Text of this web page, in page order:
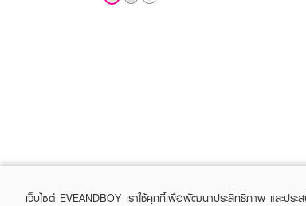
เว็บไซต์ EVEANDBOY เราใช้คุกกี้เพื่อพัฒนาประสิทธิภาพ และป